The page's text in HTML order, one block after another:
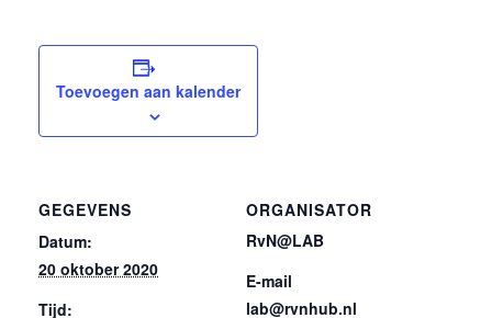
Toevoegen aan kalender
GEGEVENS
Datum:
20 oktober 2020
Tijd:
ORGANISATOR
RvN@LAB
E-mail
lab@rvnhub.nl